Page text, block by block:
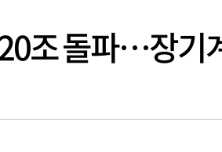
조 돌파…장기